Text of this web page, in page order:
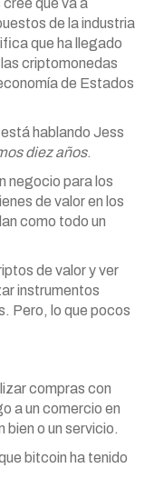
que va a
de la industria
que ha llegado
criptomonedas
de Estados
hablando Jess
diez años.
negocio para los
de valor en los
como todo un
de valor y ver
instrumentos
Pero, lo que pocos
compras con
a un comercio en
bien o un servicio.
bitcoin ha tenido